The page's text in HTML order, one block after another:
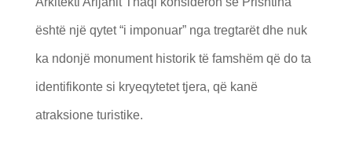
është një qytet “i imponuar” nga tregtarët dhe nuk
ka ndonjë monument historik të famshëm që do ta
identifikonte si kryeqytetet tjera, që kanë
atraksione turistike.